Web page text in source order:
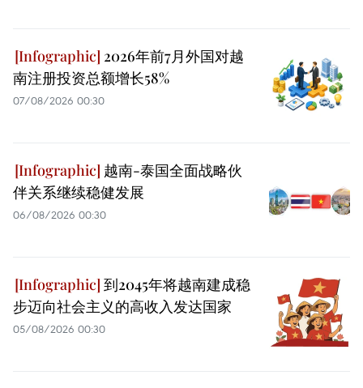
2026年前7月外国对越
南注册投资总额增长58%
07/08/2026 00:30
越南-泰国全面战略伙
伴关系继续稳健发展
06/08/2026 00:30
到2045年将越南建成稳
步迈向社会主义的高收入发达国家
05/08/2026 00:30